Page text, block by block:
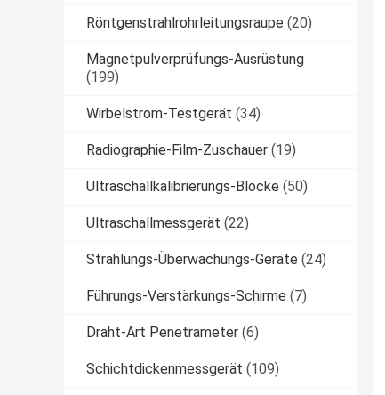
Röntgenstrahlrohrleitungsraupe (20)
Magnetpulverprüfungs-Ausrüstung
(199)
Wirbelstrom-Testgerät (34)
Radiographie-Film-Zuschauer (19)
Ultraschallkalibrierungs-Blöcke (50)
Ultraschallmessgerät (22)
Strahlungs-Überwachungs-Geräte (24)
Führungs-Verstärkungs-Schirme (7)
Draht-Art Penetrameter (6)
Schichtdickenmessgerät (109)